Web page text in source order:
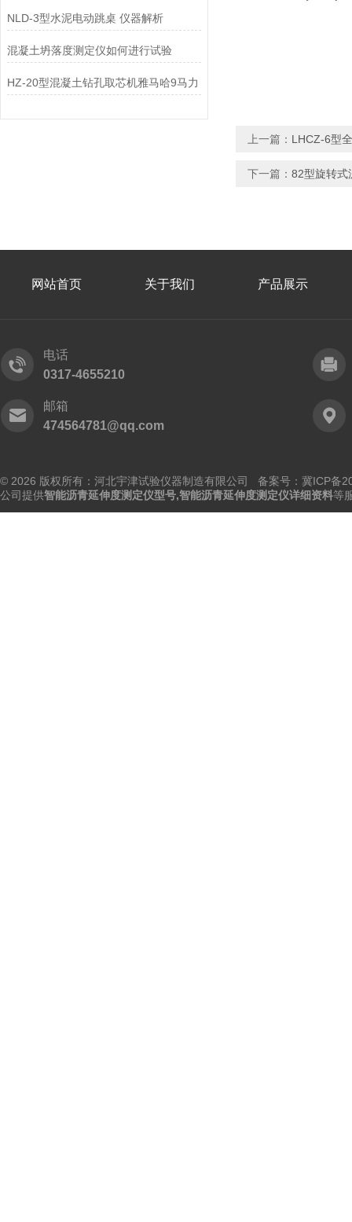
NLD-3型水泥电动跳桌 仪器解析
混凝土坍落度测定仪如何进行试验
HZ-20型混凝土钻孔取芯机雅马哈9马力
上一篇： LHCZ-6型
下一篇： 82型旋转式
网站首页 关于我们 产品展示
电话
0317-4655210
邮箱
474564781@qq.com
© 2026 版权所有：河北宇津试验仪器制造有限公司 备案号：冀ICP备
公司提供智能沥青延伸度测定仪型号,智能沥青延伸度测定仪详细资料等